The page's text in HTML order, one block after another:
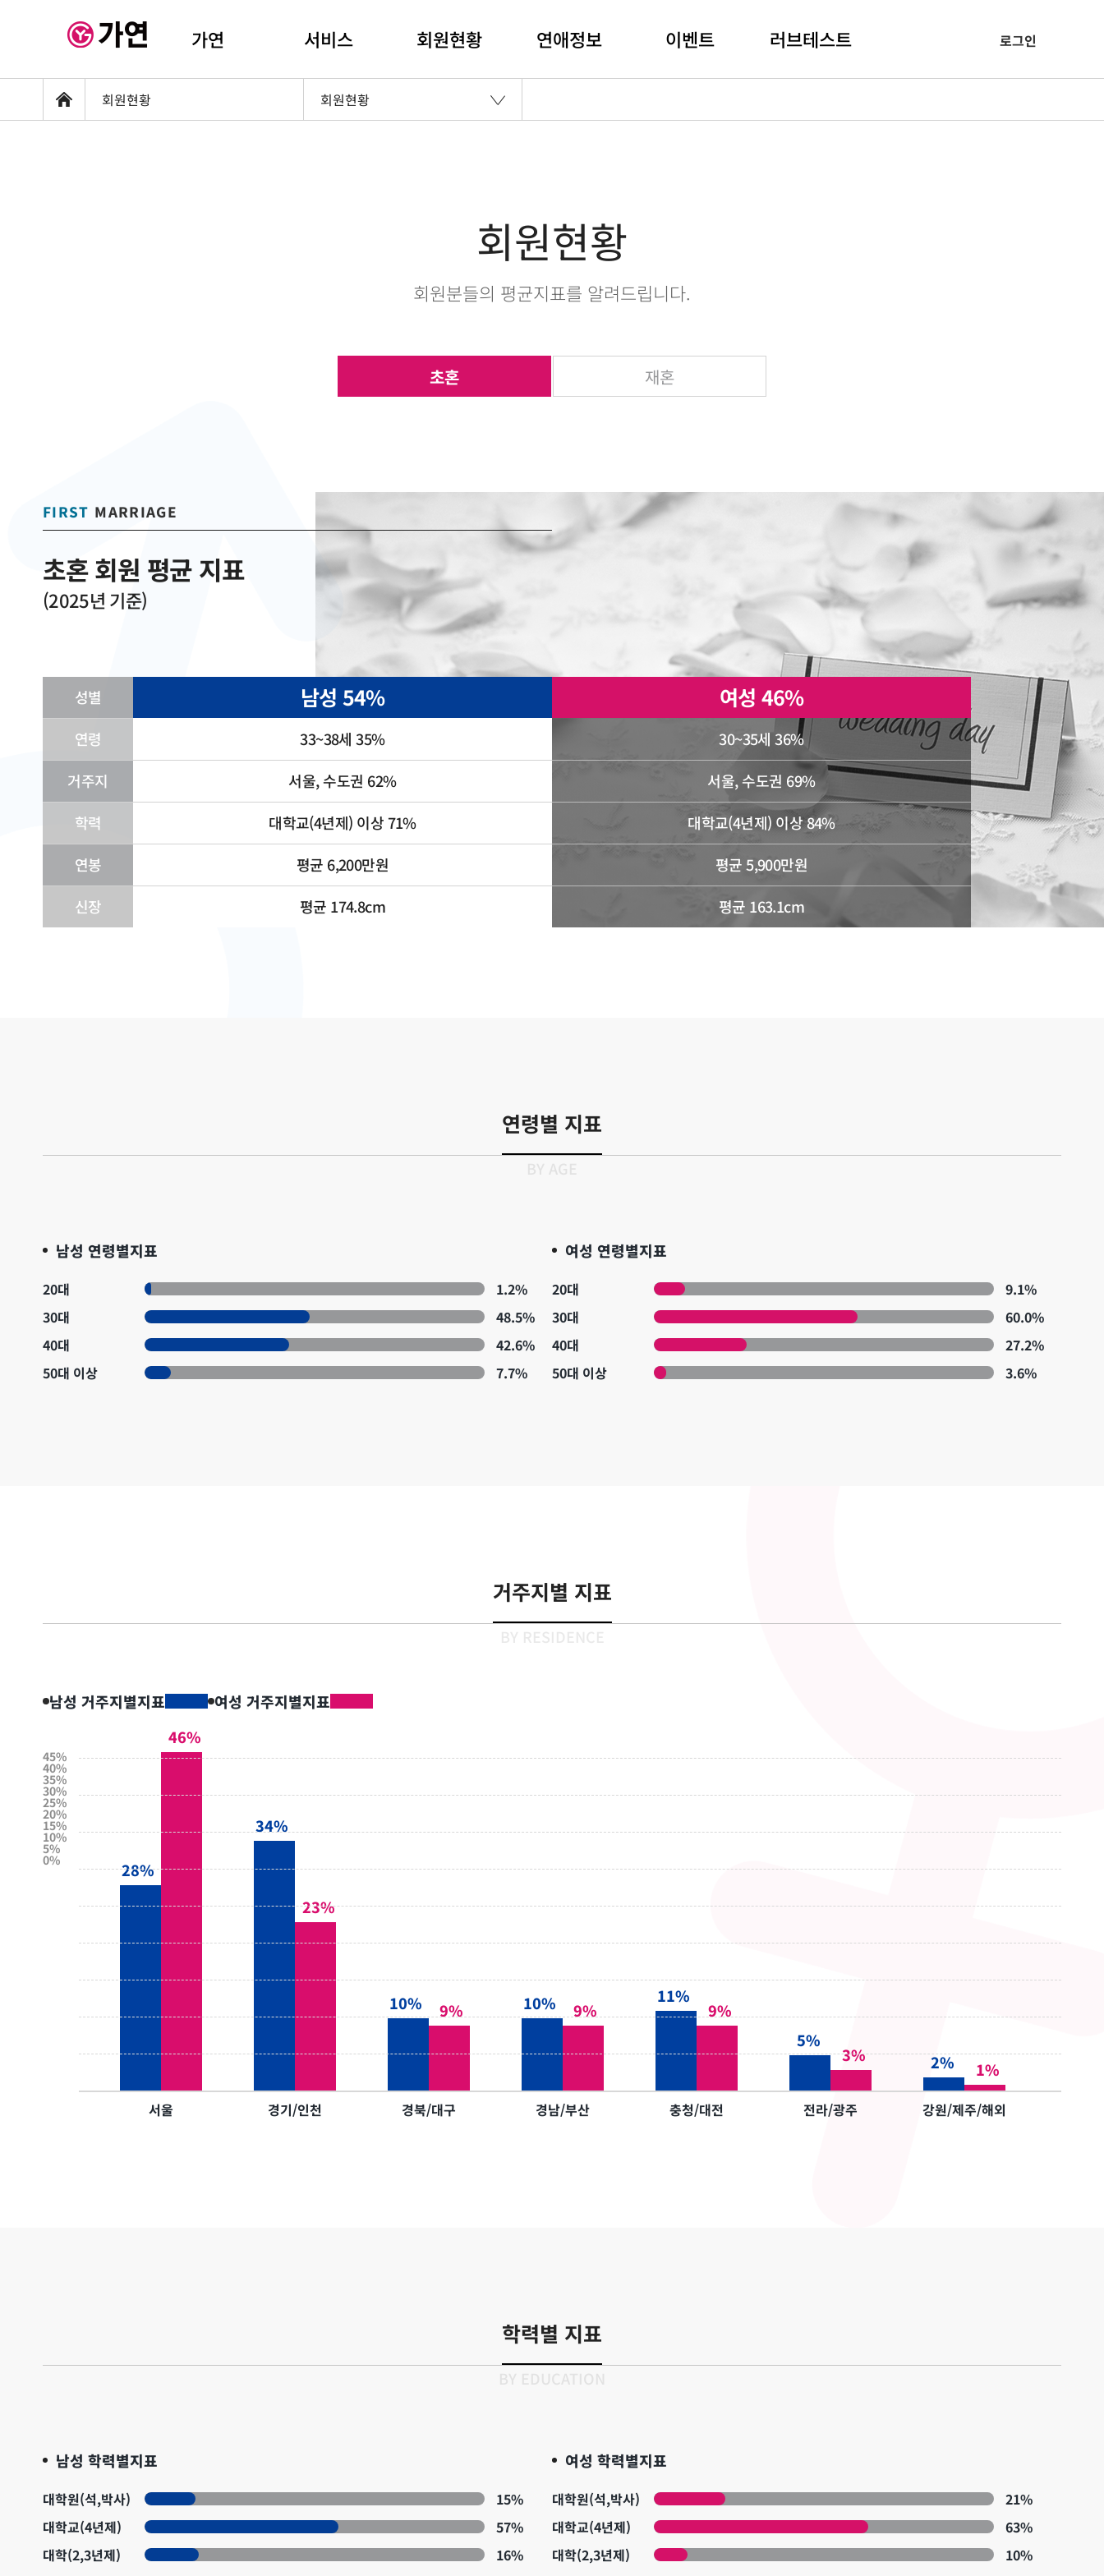
가연 서비스 회원현황 연애정보 이벤트 러브테스트 로그인
홈 회원현황 회원현황
회원현황
회원분들의 평균지표를 알려드립니다.
초혼 재혼
FIRST MARRIAGE
초혼 회원 평균 지표
(2025년 기준)
성별 남성 54% 여성 46%
연령 33~38세 35%
30~35세 36%
거주지
서울, 수도권 62%
서울, 수도권 69%
학력
대학교(4년제) 이상 71%
대학교(4년제) 이상 84%
연봉
평균 6,200만원
평균 5,900만원
신장
평균 174.8cm 평균 163.1cm
연령별 지표
남성 연령별지표
20대
1.2%
30대
48.5%
40대
42.6%
50대 이상
7.7%
여성 연령별지표
20대
9.1%
30대
60.0%
40대
27.2%
50대 이상
3.6%
거주지별 지표
남성 거주지별지표 여성 거주지별지표
45%
40%
35%
30%
25%
20%
15%
10%
5%
0% 28%
46%
서울
34%
23%
경기/인천
10% 9%
경북/대구
10% 9%
경남/부산
11%
9%
충청/대전
5%
3%
전라/광주
2% 1%
강원/제주/해외
학력별 지표
남성 학력별지표
대학원(석,박사)
15%
대학교(4년제)
57%
대학(2,3년제)
16%
여성 학력별지표
대학원(석,박사)
21%
대학교(4년제)
63%
대학(2,3년제)
10%